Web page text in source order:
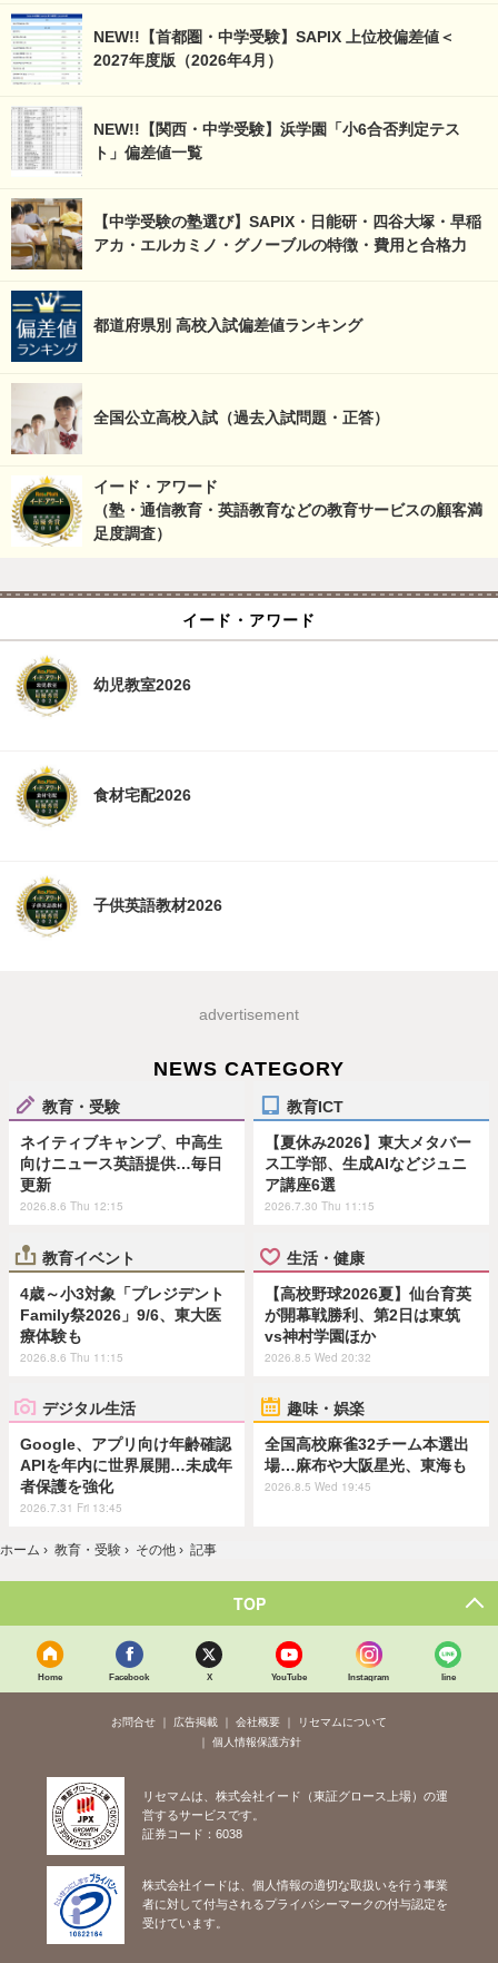
NEW!!【首都圏・中学受験】SAPIX 上位校偏差値＜
2027年度版（2026年4月）
NEW!!【関西・中学受験】浜学園「小6合否判定テス
ト」偏差値一覧
【中学受験の塾選び】SAPIX・日能研・四谷大塚・早稲
アカ・エルカミノ・グノーブルの特徴・費用と合格力
都道府県別 高校入試偏差値ランキング
全国公立高校入試（過去入試問題・正答）
イード・アワード
（塾・通信教育・英語教育などの教育サービスの顧客満
足度調査）
イード・アワード
幼児教室2026
食材宅配2026
子供英語教材2026
advertisement
NEWS CATEGORY
教育・受験
ネイティブキャンプ、中高生
向けニュース英語提供…毎日
更新
2026.8.6 Thu 12:15
教育ICT
【夏休み2026】東大メタバー
ス工学部、生成AIなどジュニ
ア講座6選
2026.7.30 Thu 11:15
教育イベント
4歳～小3対象「プレジデント
Family祭2026」9/6、東大医
療体験も
2026.8.6 Thu 11:15
生活・健康
【高校野球2026夏】仙台育英
が開幕戦勝利、第2日は東筑
vs神村学園ほか
2026.8.5 Wed 20:32
デジタル生活
Google、アプリ向け年齢確認
APIを年内に世界展開…未成年
者保護を強化
2026.7.31 Fri 13:45
趣味・娯楽
全国高校麻雀32チーム本選出
場…麻布や大阪星光、東海も
2026.8.5 Wed 19:45
ホーム › 教育・受験 › その他 › 記事
TOP
Home Facebook X YouTube Instagram line
お問合せ 広告掲載 会社概要
リセマムについて
個人情報保護方針
リセマムは、株式会社イード（東証グロース上場）の運
営するサービスです。
証券コード：6038
株式会社イードは、個人情報の適切な取扱いを行う事業
者に対して付与されるプライバシーマークの付与認定を
受けています。